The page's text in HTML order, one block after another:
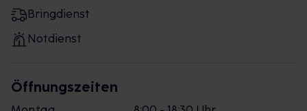
Bringdienst
Notdienst
Öffnungszeiten